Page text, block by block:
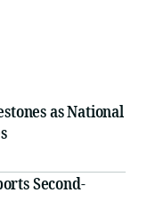
as National
Second-